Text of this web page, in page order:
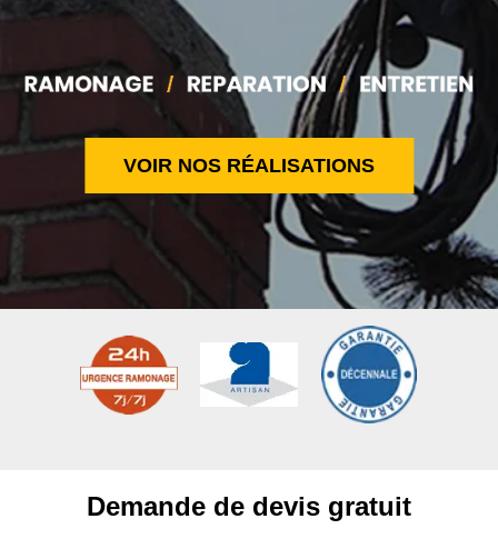
VOIR NOS RÉALISATIONS
Demande de devis gratuit